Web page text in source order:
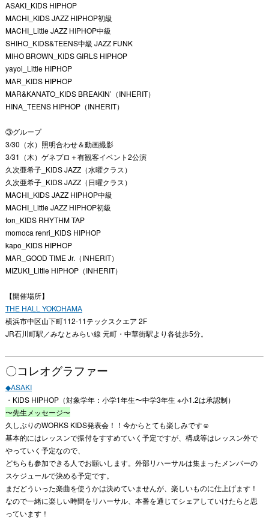
ASAKI_KIDS HIPHOP
MACHI_KIDS JAZZ HIPHOP初級
MACHI_Little JAZZ HIPHOP中級
SHIHO_KIDS&TEENS中級 JAZZ FUNK
MIHO BROWN_KIDS GIRLS HIPHOP
yayoi_Little HIPHOP
MAR_KIDS HIPHOP
MAR&KANATO_KIDS BREAKIN’（INHERIT）
HINA_TEENS HIPHOP（INHERIT）
③グループ
3/30（水）照明合わせ＆動画撮影
3/31（木）ゲネプロ＋有観客イベント2公演
久次亜希子_KIDS JAZZ（水曜クラス）
久次亜希子_KIDS JAZZ（日曜クラス）
MACHI_KIDS JAZZ HIPHOP中級
MACHI_Little JAZZ HIPHOP初級
ton_KIDS RHYTHM TAP
momoca renri_KIDS HIPHOP
kapo_KIDS HIPHOP
MAR_GOOD TIME Jr. （INHERIT）
MIZUKI_Little HIPHOP（INHERIT）
【開催場所】
THE HALL YOKOHAMA
横浜市中区山下町112-11テックスクエア 2F
JR石川町駅／みなとみらい線 元町・中華街駅より各徒歩5分。
〇コレオグラファー
◆ASAKI
・KIDS HIPHOP（対象学年：小学1年生〜中学3年生 ※小1.2は承認制）
〜先生メッセージ〜
久しぶりのWORKS KIDS発表会！！今からとても楽しみです☺️
基本的にはレッスンで振付をすすめていく予定ですが、構成等はレッスン外で
やっていく予定なので、
どちらも参加できる人でお願いします。外部リハーサルは集まったメンバーの
スケジュールで決める予定です。
まだどういった楽曲を使うかは決めていませんが、楽しいものに仕上げます！
なので一緒に楽しい時間をリハーサル、本番を通じてシェアしていけたらと思
っています！